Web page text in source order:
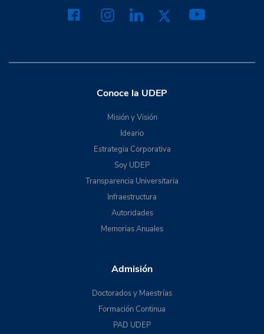
Conoce la UDEP
Misión y Visión
Ideario
Estrategia Corporativa
Soy UDEP
Transparencia Universitaria
Infraestructura
Autoridades
Memorias Anuales
Admisión
Doctorados y Maestrías
Formación Continua
PAD UDEP